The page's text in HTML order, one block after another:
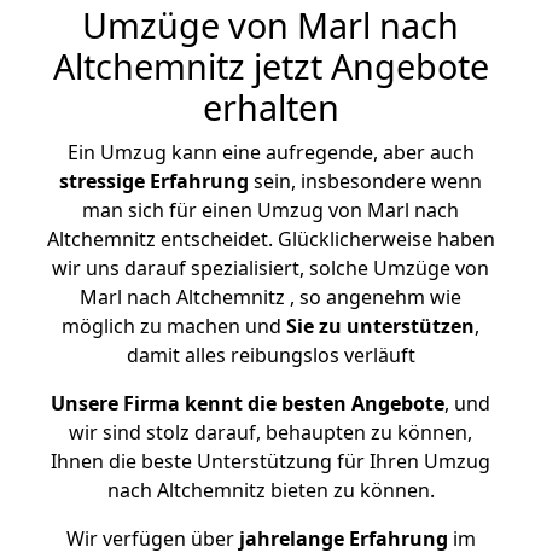
Umzüge von Marl nach
Altchemnitz jetzt Angebote
erhalten
Ein Umzug kann eine aufregende, aber auch
stressige Erfahrung sein, insbesondere wenn
man sich für einen Umzug von Marl nach
Altchemnitz entscheidet. Glücklicherweise haben
wir uns darauf spezialisiert, solche Umzüge von
Marl nach Altchemnitz , so angenehm wie
möglich zu machen und Sie zu unterstützen,
damit alles reibungslos verläuft
Unsere Firma kennt die besten Angebote, und
wir sind stolz darauf, behaupten zu können,
Ihnen die beste Unterstützung für Ihren Umzug
nach Altchemnitz bieten zu können.
Wir verfügen überjahrelange Erfahrung im